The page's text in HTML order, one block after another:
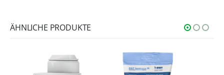
ÄHNLICHE PRODUKTE